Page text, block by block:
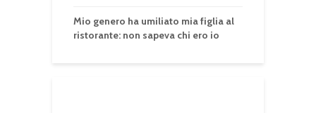
Mio genero ha umiliato mia figlia al
ristorante: non sapeva chi ero io